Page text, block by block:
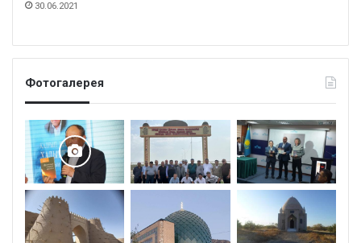
30.06.2021
Фотогалерея